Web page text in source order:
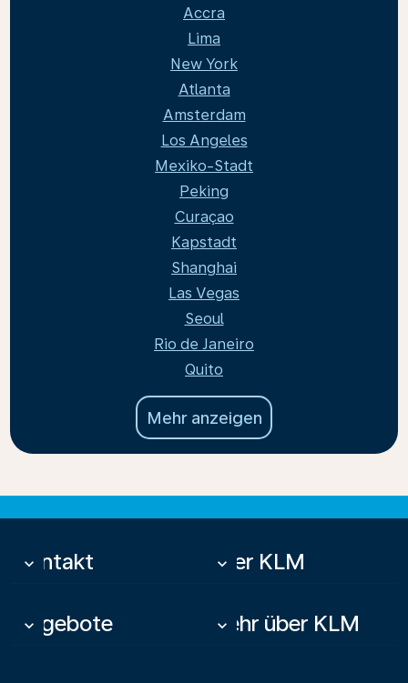
Accra
Lima
New York
Atlanta
Amsterdam
Los Angeles
Mexiko-Stadt
Peking
Curaçao
Kapstadt
Shanghai
Las Vegas
Seoul
Rio de Janeiro
Quito
Mehr anzeigen
Kontakt
keyboard_arrow_down Über KLM
keyboard_arrow_down
Angebote
keyboard_arrow_down Mehr über KLM
keyboard_arrow_down